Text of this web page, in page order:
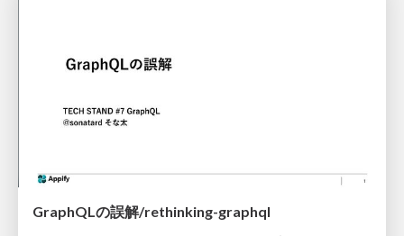
GraphQLの誤解/rethinking-graphql